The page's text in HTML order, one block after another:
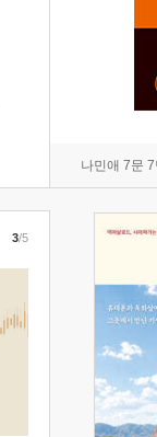
나민애 7문
3/5